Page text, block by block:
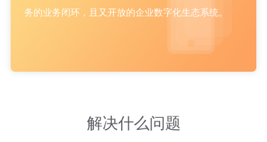
务的业务闭环，且又开放的企业数字化生态系统。
解决什么问题